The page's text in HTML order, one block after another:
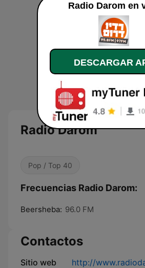
Radio Darom
Pop / Top 40
Frecuencias Radio Darom:
Beersheba: 96.0 FM
Contactos
Sitio web http://
Radio Darom en
DESCARGAR